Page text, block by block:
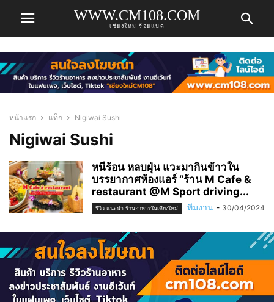
WWW.CM108.COM
เชียงใหม่ ร้อยแปด
หน้าแรก แท็ก Nigiwai Sushi
Nigiwai Sushi
หนีร้อน หลบฝุ่น แวะมากินข้าวใน
บรรยากาศห้องแอร์ “ร้าน M Cafe &
restaurant @‌M Sport driving...
รีวิว แนะนำ ร้านอาหารในเชียงใหม่ ทีมงาน - 30/04/2024